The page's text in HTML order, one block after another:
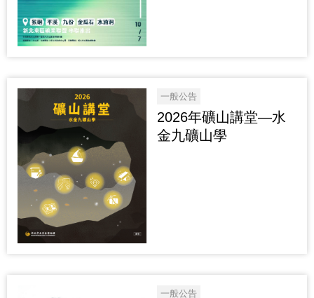
一般公告
2026年礦山講堂—水
金九礦山學
一般公告